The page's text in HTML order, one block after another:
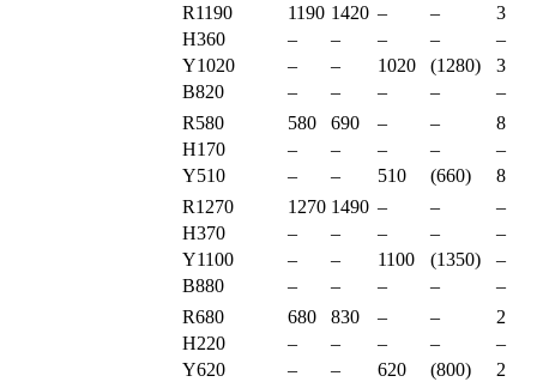
R1190
1190 1420 – –
3
H360
– – – –
–
Y1020
– – 1020 (1280)
3
B820
– – – –
–
R580
580 690 – –
8
H170
– – – –
–
Y510
– – 510 (660)
8
R1270
1270 1490 – –
–
H370
– – – –
–
Y1100
– – 1100 (1350)
–
B880
– – – –
–
R680
680 830 – –
2
H220
– – – –
–
Y620
– – 620 (800)
2